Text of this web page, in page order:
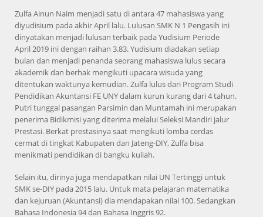
Zulfa Ainun Naim menjadi satu di antara 47 mahasiswa yang
diyudisium pada akhir April lalu. Lulusan SMK N 1 Pengasih ini
dinyatakan menjadi lulusan terbaik pada Yudisium Periode
April 2019 ini dengan raihan 3.83. Yudisium diadakan setiap
bulan dan menjadi penanda seorang mahasiswa lulus secara
akademik dan berhak mengikuti upacara wisuda yang
ditentukan waktunya kemudian. Zulfa lulus dari Program Studi
Pendidikan Akuntansi FE UNY dalam kurun kurang dari 4 tahun.
Putri tunggal pasangan Parsimin dan Muntamah ini merupakan
penerima Bidikmisi yang diterima melalui Seleksi Mandiri jalur
Prestasi. Berkat prestasinya saat mengikuti lomba cerdas
cermat di tingkat Kabupaten dan Jateng-DIY, Zulfa bisa
menikmati pendidikan di bangku kuliah.
Selain itu, dirinya juga mendapatkan nilai UN Tertinggi untuk
SMK se-DIY pada 2015 lalu. Untuk mata pelajaran matematika
dan kejuruan (Akuntansi) dia mendapakan nilai 100. Sedangkan
Bahasa Indonesia 94 dan Bahasa Inggris 92.